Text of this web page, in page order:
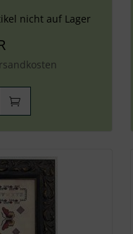
nicht auf Lager